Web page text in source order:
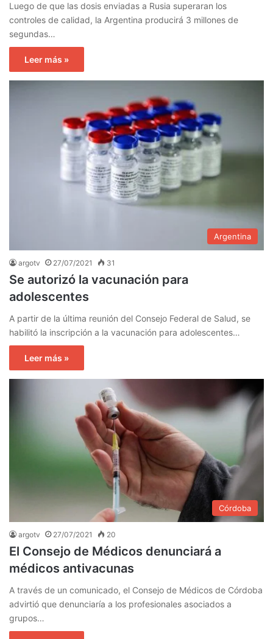
Luego de que las dosis enviadas a Rusia superaran los
controles de calidad, la Argentina producirá 3 millones de
segundas…
Leer más »
Argentina
argotv 27/07/2021 31
Se autorizó la vacunación para
adolescentes
A partir de la última reunión del Consejo Federal de Salud, se
habilitó la inscripción a la vacunación para adolescentes…
Leer más »
Córdoba
argotv 27/07/2021 20
El Consejo de Médicos denunciará a
médicos antivacunas
A través de un comunicado, el Consejo de Médicos de Córdoba
advirtió que denunciaría a los profesionales asociados a
grupos…